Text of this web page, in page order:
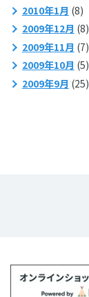
2010年1月 (8)
2009年12月 (8)
2009年11月 (7)
2009年10月 (5)
2009年9月 (25)